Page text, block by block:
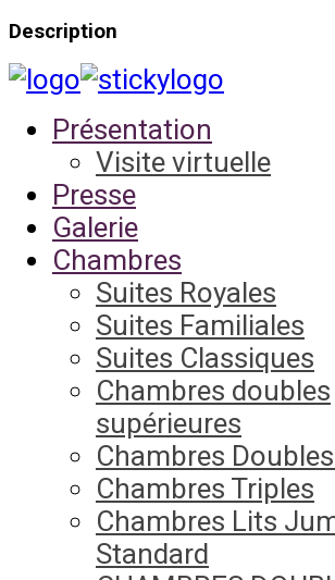
Description
Présentation
Visite virtuelle
Presse
Galerie
Chambres
Suites Royales
Suites Familiales
Suites Classiques
Chambres doubles
supérieures
Chambres
Chambres Triples
Chambres Lits
Standard